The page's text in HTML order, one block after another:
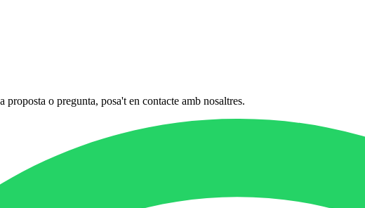
o pregunta, posa't en contacte amb nosaltres.